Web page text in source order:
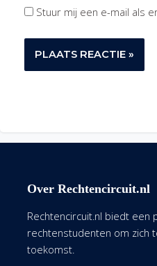
Stuur mij een e-mail als
Over Rechtencircuit.nl
Rechtencircuit.nl biedt een
rechtenstudenten om zich
toekomst.